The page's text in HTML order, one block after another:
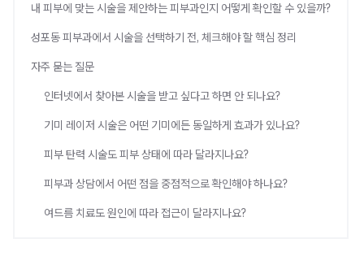
내 피부에 맞는 시술을 제안하는 피부과인지 어떻게 확인할 수 있을까?
성포동 피부과에서 시술을 선택하기 전, 체크해야 할 핵심 정리
자주 묻는 질문
인터넷에서 찾아본 시술을 받고 싶다고 하면 안 되나요?
기미 레이저 시술은 어떤 기미에든 동일하게 효과가 있나요?
피부 탄력 시술도 피부 상태에 따라 달라지나요?
피부과 상담에서 어떤 점을 중점적으로 확인해야 하나요?
여드름 치료도 원인에 따라 접근이 달라지나요?